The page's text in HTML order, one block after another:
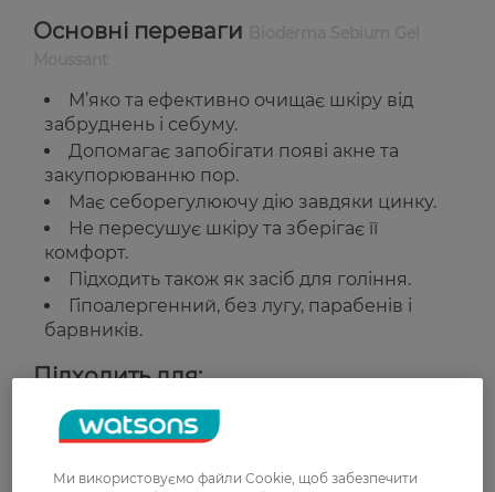
Основні переваги
М’яко та ефективно очищає шкіру від
забруднень і себуму.
Допомагає запобігати появі акне та
закупорюванню пор.
Має себорегулюючу дію завдяки цинку.
Не пересушує шкіру та зберігає її
комфорт.
Підходить також як засіб для гоління.
Гіпоалергенний, без лугу, парабенів і
барвників.
Підходить для:
Жирної, комбінованої та проблемної шкіри,
схильної до висипань та акне.
Країна-виробник: Франція
Ми використовуємо файли Cookie, щоб забезпечити